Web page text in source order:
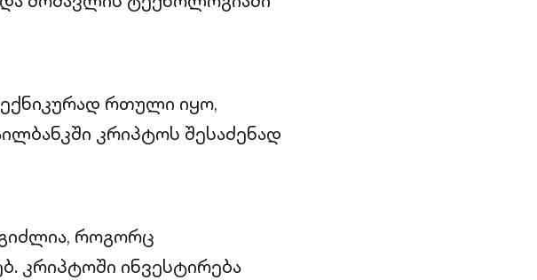
რთული იყო,
კრიპტოს შესაძენად
როგორც
კრიპტოში ინვესტირება